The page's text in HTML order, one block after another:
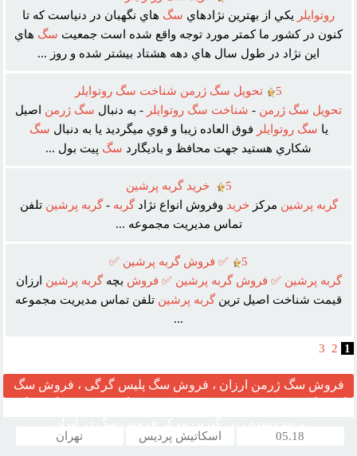
روتوايلر يکي از بهترين نژادهاي سگ هاي نگهبان در دنياست که تا
کنون در کشور ما کمتر مورد توجه واقع شده است جمعيت سگ هاي
اين نژاد در طول سال هاي دهه هشتاد بيشتر شده و روز ...
5
تحويل سگ ژرمن شناخت سگ روتوايلر
تحويل سگ ژرمن - شناخت سگ روتوايلر - به دنبال سگ ژرمن اصيل
يا سگ روتوايلر فوق العاده زيبا و قوي ميگرديد يا به دنبال سگ
شکاري هستيد جهت محافظ و باديگارد سگ پيت بول ...
5
خريد گربه پرشين
گربه پرشين مرکز خريد وفروش انواع نژادگربه -گربه پرشين تلفن
تماس مديريت مجموعه ...
5
✅ فروش گربه پرشين ✅
گربه پرشين ✅ فروش گربه پرشين ✅ فروش بچهگربه پرشين ارزان
قيمت شناخت اصيل ترينگربه پرشين تلفن تماس مديريت مجموعه
...
2
3
فروش سگ ژرمن ارزان ، فروش سگ پلیس گرگی ، فروش سگ
05.18 اسکاتیش پردیس تهران